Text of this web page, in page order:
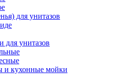
для унитазов
для унитазов
и кухонные мойки